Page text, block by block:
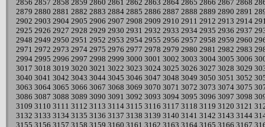
2856 2857 2858 2859 2860 2861 2862 2863 2864 2865 2866 2867 2868
2879 2880 2881 2882 2883 2884 2885 2886 2887 2888 2889 2890 2891
2902 2903 2904 2905 2906 2907 2908 2909 2910 2911 2912 2913 2914
2925 2926 2927 2928 2929 2930 2931 2932 2933 2934 2935 2936 2937
2948 2949 2950 2951 2952 2953 2954 2955 2956 2957 2958 2959 2960
2971 2972 2973 2974 2975 2976 2977 2978 2979 2980 2981 2982 2983
2994 2995 2996 2997 2998 2999 3000 3001 3002 3003 3004 3005 3006
3017 3018 3019 3020 3021 3022 3023 3024 3025 3026 3027 3028 3029
3040 3041 3042 3043 3044 3045 3046 3047 3048 3049 3050 3051 3052
3063 3064 3065 3066 3067 3068 3069 3070 3071 3072 3073 3074 3075
3086 3087 3088 3089 3090 3091 3092 3093 3094 3095 3096 3097 3098
3109 3110 3111 3112 3113 3114 3115 3116 3117 3118 3119 3120 3121
3132 3133 3134 3135 3136 3137 3138 3139 3140 3141 3142 3143 3144
3155 3156 3157 3158 3159 3160 3161 3162 3163 3164 3165 3166 3167